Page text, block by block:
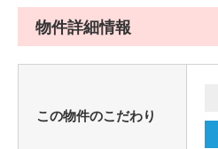
物件詳細情報
この物件のこだわり